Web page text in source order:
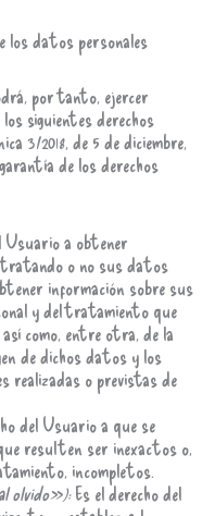
los datos personales
por tanto, ejercer
siguientes derechos
3/2018, de 5 de diciembre,
de los derechos
Usuario a obtener
o no sus datos
información sobre sus
y del tratamiento que
como, entre otra, de la
de dichos datos y los
realizadas o previstas de
del Usuario a que se
resulten ser inexactos o,
incompletos.
olvido»):Es el derecho del